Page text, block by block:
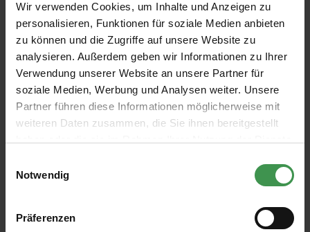
Wir verwenden Cookies, um Inhalte und Anzeigen zu
personalisieren, Funktionen für soziale Medien anbieten
zu können und die Zugriffe auf unsere Website zu
analysieren. Außerdem geben wir Informationen zu Ihrer
Verwendung unserer Website an unsere Partner für
soziale Medien, Werbung und Analysen weiter. Unsere
Partner führen diese Informationen möglicherweise mit
weiteren Daten zusammen, die Sie ihnen bereitgestellt
Notwendig
Präferenzen
SUITABLE PRODUCTS
Skip product gallery
Mural Chettinad